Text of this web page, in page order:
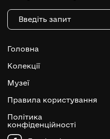
Головна
Колекції
Музеї
Правила користування
Політика
конфіденційності